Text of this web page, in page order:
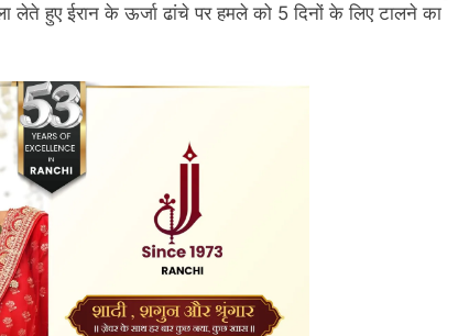
लेते हुए ईरान के ऊर्जा ढांचे पर हमले को 5 दिनों के लिए टालने का